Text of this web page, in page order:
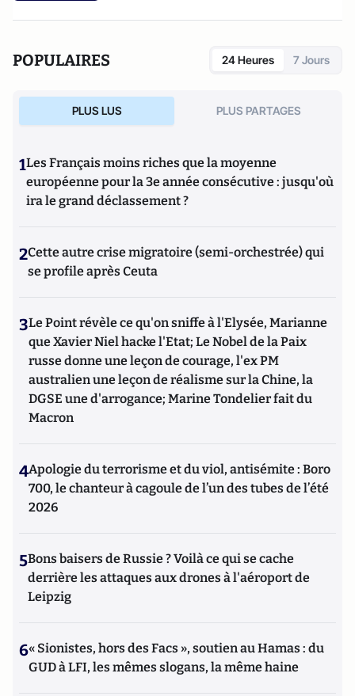
POPULAIRES 24 Heures 7 Jours
PLUS LUS PLUS PARTAGES
1Les Français moins riches que la moyenne
européenne pour la 3e année consécutive : jusqu'où
ira le grand déclassement ?
2Cette autre crise migratoire (semi-orchestrée) qui
se profile après Ceuta
3Le Point révèle ce qu'on sniffe à l'Elysée, Marianne
que Xavier Niel hacke l'Etat; Le Nobel de la Paix
russe donne une leçon de courage, l'ex PM
australien une leçon de réalisme sur la Chine, la
DGSE une d'arrogance; Marine Tondelier fait du
Macron
4Apologie du terrorisme et du viol, antisémite : Boro
700, le chanteur à cagoule de l’un des tubes de l’été
2026
5Bons baisers de Russie ? Voilà ce qui se cache
derrière les attaques aux drones à l'aéroport de
Leipzig
6« Sionistes, hors des Facs », soutien au Hamas : du
GUD à LFI, les mêmes slogans, la même haine